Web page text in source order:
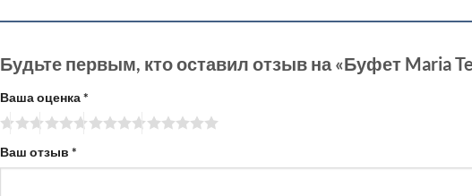
Будьте первым, кто оставил отзыв на «Буфет Maria
Ваша оценка*
Ваш отзыв *